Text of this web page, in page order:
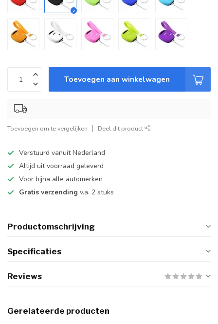
Toevoegen aan winkelwagen
Toevoegen om te vergelijken Deel dit product
Verstuurd vanuit Nederland
Altijd uit voorraad geleverd
Voor bijna alle automerken
Gratis verzending v.a. 2 stuks
Productomschrijving
Specificaties
Reviews
Gerelateerde producten